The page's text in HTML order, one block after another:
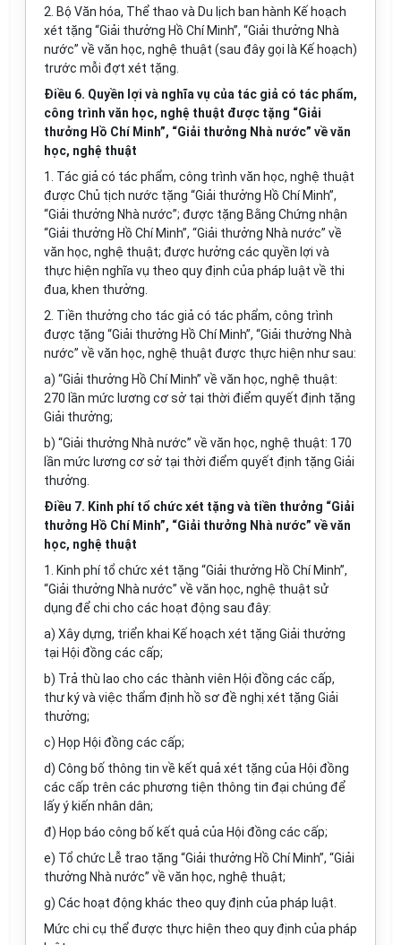
2. Bộ Văn hóa, Thể thao và Du lịch ban hành Kế hoạch
xét tặng “Giải thưởng Hồ Chí Minh”, “Giải thưởng Nhà
nước” về văn học, nghệ thuật (sau đây gọi là Kế hoạch)
trước mỗi đợt xét tặng.
Điều 6. Quyền lợi và nghĩa vụ của tác giả có tác phẩm,
công trình văn học, nghệ thuật được tặng “Giải
thưởng Hồ Chí Minh”, “Giải thưởng Nhà nước” về văn
học, nghệ thuật
1. Tác giả có tác phẩm, công trình văn học, nghệ thuật
được Chủ tịch nước tặng “Giải thưởng Hồ Chí Minh”,
“Giải thưởng Nhà nước”; được tặng Bằng Chứng nhận
“Giải thưởng Hồ Chí Minh”, “Giải thưởng Nhà nước” về
văn học, nghệ thuật; được hưởng các quyền lợi và
thực hiện nghĩa vụ theo quy định của pháp luật về thi
đua, khen thưởng.
2. Tiền thưởng cho tác giả có tác phẩm, công trình
được tặng “Giải thưởng Hồ Chí Minh”, “Giải thưởng Nhà
nước” về văn học, nghệ thuật được thực hiện như sau:
a) “Giải thưởng Hồ Chí Minh” về văn học, nghệ thuật:
270 lần mức lương cơ sở tại thời điểm quyết định tặng
Giải thưởng;
b) “Giải thưởng Nhà nước” về văn học, nghệ thuật: 170
lần mức lương cơ sở tại thời điểm quyết định tặng Giải
thưởng.
Điều 7. Kinh phí tổ chức xét tặng và tiền thưởng “Giải
thưởng Hồ Chí Minh”, “Giải thưởng Nhà nước” về văn
học, nghệ thuật
1. Kinh phí tổ chức xét tặng “Giải thưởng Hồ Chí Minh”,
“Giải thưởng Nhà nước” về văn học, nghệ thuật sử
dụng để chi cho các hoạt động sau đây:
a) Xây dựng, triển khai Kế hoạch xét tặng Giải thưởng
tại Hội đồng các cấp;
b) Trả thù lao cho các thành viên Hội đồng các cấp,
thư ký và việc thẩm định hồ sơ đề nghị xét tặng Giải
thưởng;
c) Họp Hội đồng các cấp;
d) Công bố thông tin về kết quả xét tặng của Hội đồng
các cấp trên các phương tiện thông tin đại chúng để
lấy ý kiến nhân dân;
đ) Họp báo công bố kết quả của Hội đồng các cấp;
e) Tổ chức Lễ trao tặng “Giải thưởng Hồ Chí Minh”, “Giải
thưởng Nhà nước” về văn học, nghệ thuật;
g) Các hoạt động khác theo quy định của pháp luật.
Mức chi cụ thể được thực hiện theo quy định của pháp